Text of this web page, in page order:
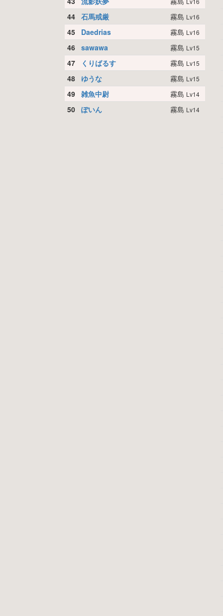
44 石馬戒厳 霧島 Lv16
45 Daedrias 霧島 Lv16
46 sawawa 霧島 Lv15
47 くりばるす 霧島 Lv15
48 ゆうな 霧島 Lv15
49 雑魚中尉 霧島 Lv14
50 ぽいん 霧島 Lv14